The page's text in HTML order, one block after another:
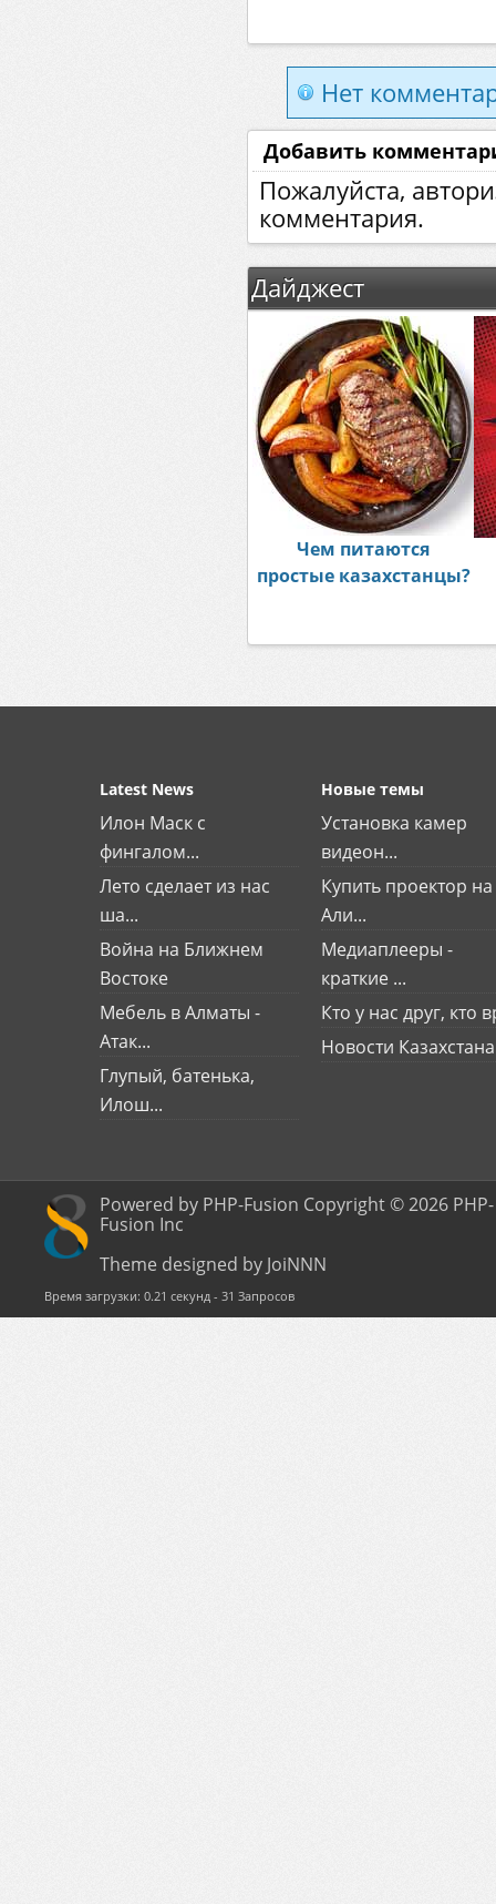
Нет
Добавить
Пожалуйста,
комментария.
Дайджест
Чем питаются
простые казахстанцы?
Latest News
Илон Маск с
фингалом...
Лето сделает из нас
ша...
Война на Ближнем
Востоке
Мебель в Алматы -
Атак...
Глупый, батенька,
Илош...
Новые темы
Установка камер
видеон...
Купить проектор на
Али...
Медиаплееры -
краткие ...
Кто у нас друг, кто
Новости Казахстана
Powered by PHP-Fusion Copyright © 2026 PHP-
Fusion Inc
Theme designed by JoiNNN
Время загрузки: 0.21 секунд - 31 Запросов